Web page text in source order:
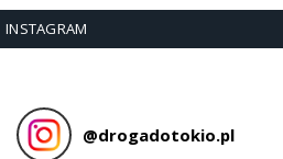
INSTAGRAM
@drogadotokio.pl